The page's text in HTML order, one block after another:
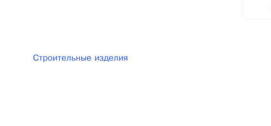
Строительные изделия